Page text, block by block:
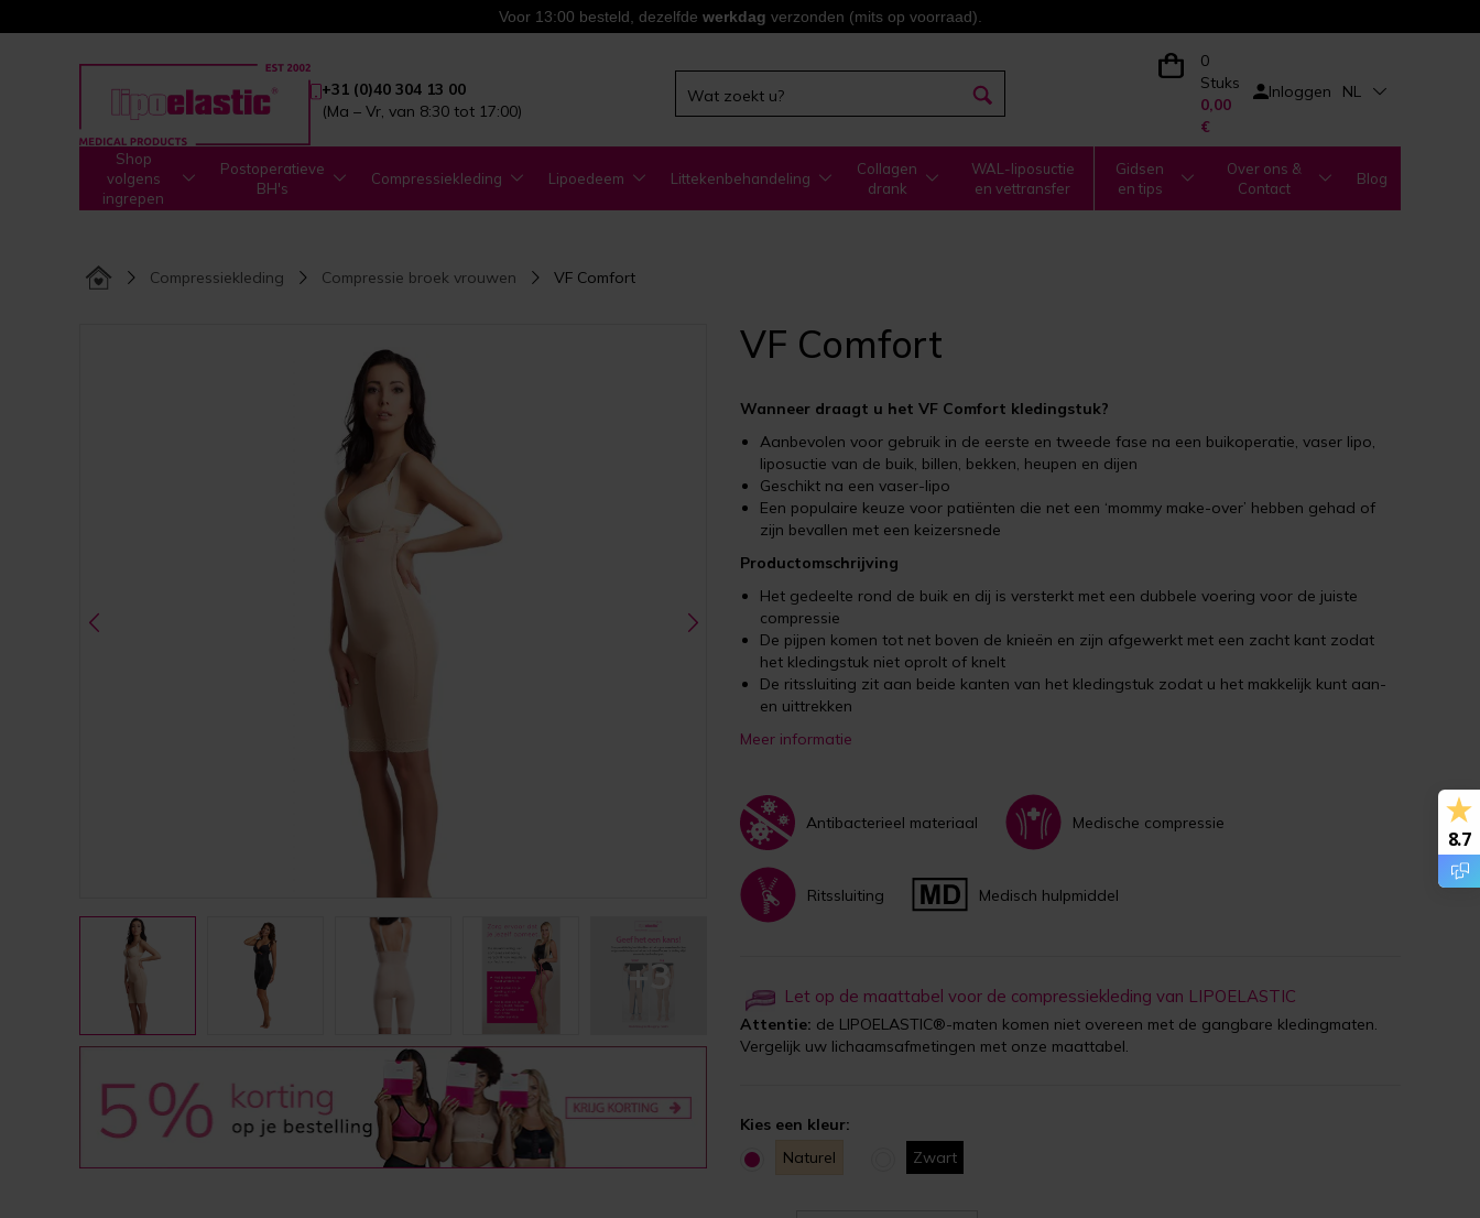
Voor 13:00 besteld, dezelfde werkdag verzonden (mits op voorraad).
+31 (0)40 304 13 00
(Ma – Vr, van 8:30 tot 17:00)
0
Stuks
0,00
€
Inloggen NL
Shop
volgens
ingrepen
Postoperatieve
BH's
Compressiekleding Lipoedeem Littekenbehandeling
Collagen
drank
WAL-liposuctie
en vettransfer
Gidsen
en tips
Over ons &
Contact
Blog
Compressiekleding Compressie broek vrouwen VF Comfort
+3
VF Comfort
Wanneer draagt u het VF Comfort kledingstuk?
Aanbevolen voor gebruik in de eerste en tweede fase na een buikoperatie, vaser lipo,
liposuctie van de buik, billen, bekken, heupen en dijen
Geschikt na een vaser-lipo
Een populaire keuze voor patiënten die net een ‘mommy make-over’ hebben gehad of
zijn bevallen met een keizersnede
Productomschrijving
Het gedeelte rond de buik en dij is versterkt met een dubbele voering voor de juiste
compressie
De pijpen komen tot net boven de knieën en zijn afgewerkt met een zacht kant zodat
het kledingstuk niet oprolt of knelt
De ritssluiting zit aan beide kanten van het kledingstuk zodat u het makkelijk kunt aan-
en uittrekken
Meer informatie
Antibacterieel materiaal Medische compressie
Ritssluiting Medisch hulpmiddel
Let op de maattabel voor de compressiekleding van LIPOELASTIC
Attentie: de LIPOELASTIC®-maten komen niet overeen met de gangbare kledingmaten.
Vergelijk uw lichaamsafmetingen met onze maattabel.
Kies een kleur:
Naturel
Zwart
8.7